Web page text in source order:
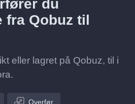
du
fra Qobuz til
eller lagret på Qobuz, til i
Overfør